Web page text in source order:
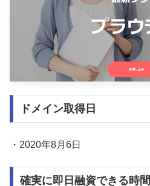
ドメイン取得日
・2020年8月6日
確実に即日融資できる時間